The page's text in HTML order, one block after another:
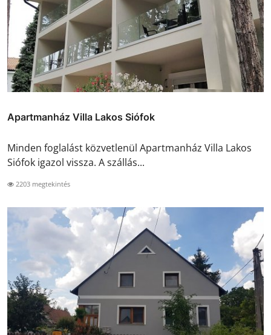
Apartmanház Villa Lakos Siófok
Minden foglalást közvetlenül Apartmanház Villa Lakos
Siófok igazol vissza. A szállás...
2203 megtekintés